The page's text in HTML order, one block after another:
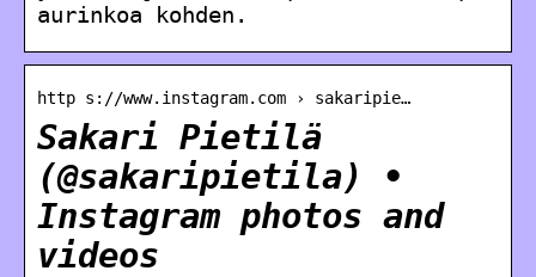
aurinkoa kohden.
http s://www.instagram.com › sakaripie…
Sakari Pietilä
(@sakaripietila) •
Instagram photos and
videos